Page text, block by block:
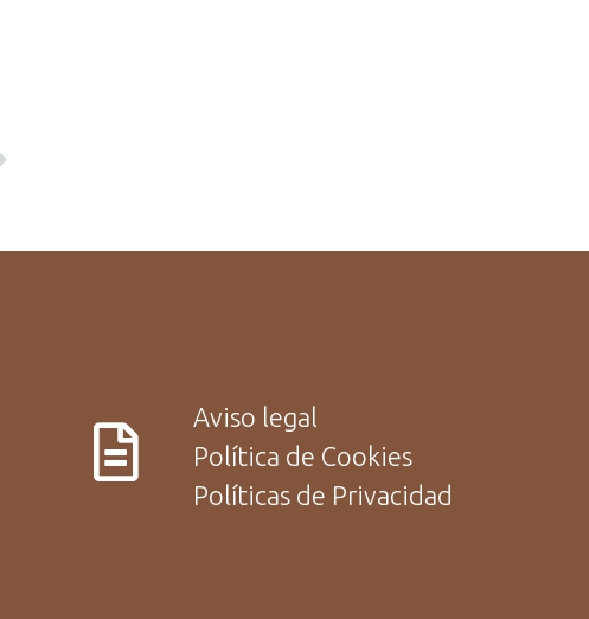
Aviso legal
Política de Cookies
Políticas de Privacidad